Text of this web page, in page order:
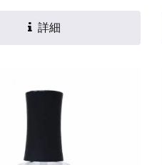
ト、接着剤、リップグロ
視覚的な質感を加えま
可能で、環境への影響を
詳細